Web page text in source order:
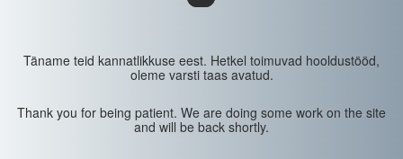
Täname teid kannatlikkuse eest. Hetkel toimuvad hooldustööd,
oleme varsti taas avatud.
Thank you for being patient. We are doing some work on the site
and will be back shortly.